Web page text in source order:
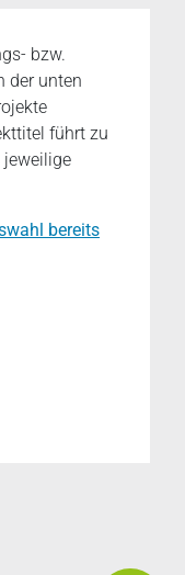
bzw.
der unten
führt zu
jeweilige
bereits